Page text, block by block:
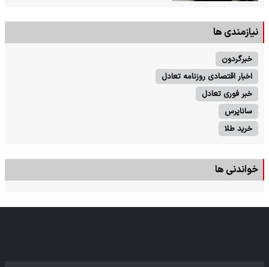
نیازمندی ها
خبرگردون
اخبار اقتصادی روزنامه تعادل
خبر فوری تعادل
ساناپرس
خرید طلا
خواندنی ها